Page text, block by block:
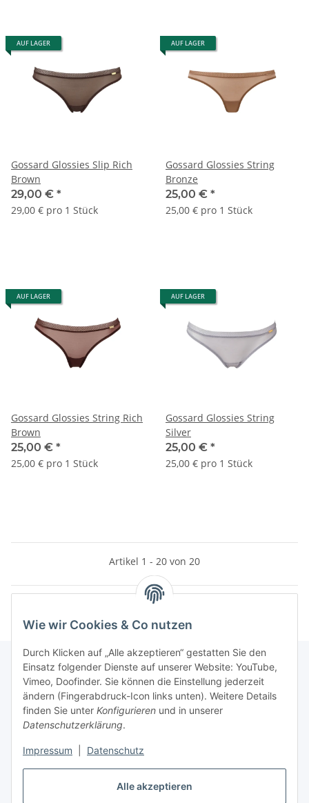
Alle akzeptieren
Wie wir Cookies & Co nutzen
Durch Klicken auf „Alle akzeptieren“ gestatten Sie den
Einsatz folgender Dienste auf unserer Website: YouTube,
Vimeo, Doofinder. Sie können die Einstellung jederzeit
ändern (Fingerabdruck-Icon links unten). Weitere Details
finden Sie unter Konfigurieren und in unserer
Datenschutzerklärung.
Impressum Datenschutz
AUF LAGER
Gossard Glossies Slip Rich
Brown
29,00 € *
29,00 € pro 1 Stück
AUF LAGER
Gossard Glossies String
Bronze
25,00 € *
25,00 € pro 1 Stück
AUF LAGER
Gossard Glossies String Rich
Brown
25,00 € *
25,00 € pro 1 Stück
AUF LAGER
Gossard Glossies String
Silver
25,00 € *
25,00 € pro 1 Stück
Artikel 1 - 20 von 20
Informationen
Gesetzliche Informationen
Vertrag widerrufen